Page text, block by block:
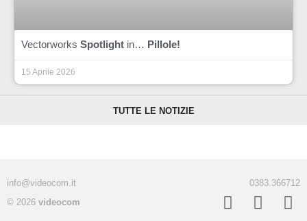
Vectorworks Spotlight in… Pillole!
15 Aprile 2026
TUTTE LE NOTIZIE
info@videocom.it
0383.366712
© 2026 videocom